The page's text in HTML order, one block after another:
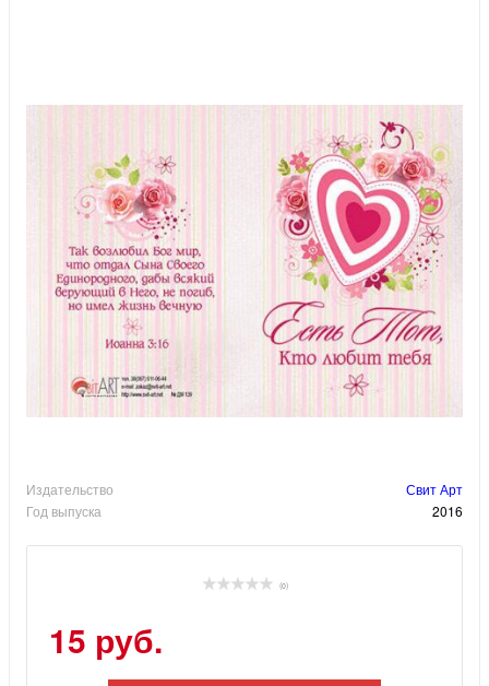
Издательство
Свит Арт
Год выпуска
2016
(0)
15 руб.